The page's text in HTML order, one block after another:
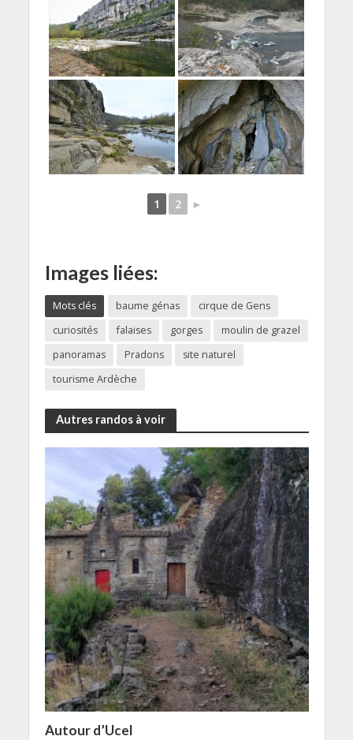
1 2 ►
Images liées:
Mots clés baume génas
cirque de Gens
curiosités
falaises gorges
moulin de grazel
panoramas
Pradons
site naturel
tourisme Ardèche
Autres randos à voir
Autour d’Ucel